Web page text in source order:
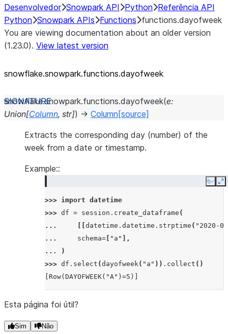
Desenvolvedor Snowpark API Python Referência API
Python Snowpark APIs Functions functions.dayofweek
You are viewing documentation about an older version
(1.23.0). View latest version
snowflake.snowpark.functions.dayofweek
snowflake.snowpark.functions.dayofweek(e:
Union[Column, str]) → Column [source]
Extracts the corresponding day (number) of the
week from a date or timestamp.
Example::
Copy
>>> import datetime
>>> df = session . create_dataframe (
...
datetime . datetime . strptime ( "2020-
...
schema= "a"
],
...
)
>>> df . select (dayofweek( "a" )) . collect ()
[Row(DAYOFWEEK("A")=5)]
Esta página foi útil?
Sim Não